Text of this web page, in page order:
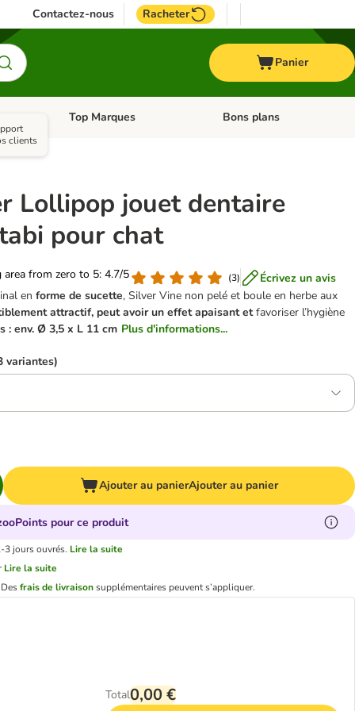
Contactez-nous Racheter
Panier
Oiseau
Dérouler les catégories: Cheval
Top Marques Dérouler les catégories: Top
Bons plans
clients
Lollipop jouet dentaire
pour chat
from zero to 5: 4.7/5
(3)
Écrivez un avis
en forme de sucette, Silver Vine non pelé et boule en herbe aux
attractif, peut avoir un effet apaisant etfavoriser l’hygiène
: env. Ø 3,5 x L 11 cm Plus d'informations...
variantes)
Ajouter au panierAjouter au panier
pour ce produit
3 jours ouvrés. Lire la suite
Lire la suite
Desfrais de livraisonsupplémentaires peuvent s’appliquer.
Total0,00 €